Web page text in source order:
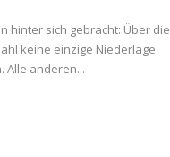
hinter sich gebracht: Über die
keine einzige Niederlage
Alle anderen...